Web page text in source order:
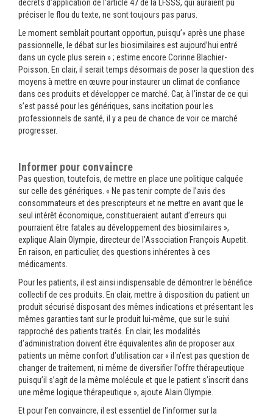
décrets d’application de l’article 47 de la LFSSS, qui auraient pu
préciser le flou du texte, ne sont toujours pas parus.
Le moment semblait pourtant opportun, puisqu’« après une phase
passionnelle, le débat sur les biosimilaires est aujourd’hui entré
dans un cycle plus serein » ; estime encore Corinne Blachier-
Poisson. En clair, il serait temps désormais de poser la question des
moyens à mettre en œuvre pour instaurer un climat de confiance
dans ces produits et développer ce marché. Car, à l’instar de ce qui
s’est passé pour les génériques, sans incitation pour les
professionnels de santé, il y a peu de chance de voir ce marché
progresser.
Informer pour convaincre
Pas question, toutefois, de mettre en place une politique calquée
sur celle des génériques. « Ne pas tenir compte de l’avis des
consommateurs et des prescripteurs et ne mettre en avant que le
seul intérêt économique, constitueraient autant d’erreurs qui
pourraient être fatales au développement des biosimilaires »,
explique Alain Olympie, directeur de l’Association François Aupetit.
En raison, en particulier, des questions inhérentes à ces
médicaments.
Pour les patients, il est ainsi indispensable de démontrer le bénéfice
collectif de ces produits. En clair, mettre à disposition du patient un
produit sécurisé disposant des mêmes indications et présentant les
mêmes garanties tant sur le produit lui-même, que sur le suivi
rapproché des patients traités. En clair, les modalités
d’administration doivent être équivalentes afin de proposer aux
patients un même confort d’utilisation car « il n’est pas question de
changer de traitement, ni même de diversifier l’offre thérapeutique
puisqu’il s’agit de la même molécule et que le patient s’inscrit dans
une même logique thérapeutique », ajoute Alain Olympie.
Et pour l’en convaincre, il est essentiel de l’informer sur la